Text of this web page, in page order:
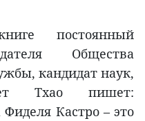
постоянный
Общества
кандидат наук,
Тхао пишет:
Кастро – это